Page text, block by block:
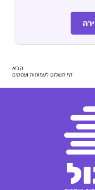
הבא
דף תשלום לעמותות ועסקים